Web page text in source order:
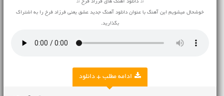
♫ دانلود آهنگ های فرزاد فرخ ♫
خوشحال میشویم این آهنگ با عنوان دانلود آهنگ جدید عشق یعنی فرزاد فرخ را به اشتراک
بگذارید.
ادامه مطلب + دانلود